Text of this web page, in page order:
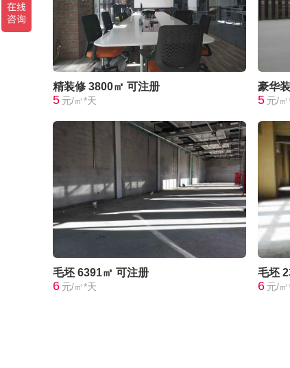
精装修 3800㎡ 可注册
5 元/㎡*天
豪华
5 元/
毛坯 6391㎡ 可注册
6 元/㎡*天
毛坯
6 元/